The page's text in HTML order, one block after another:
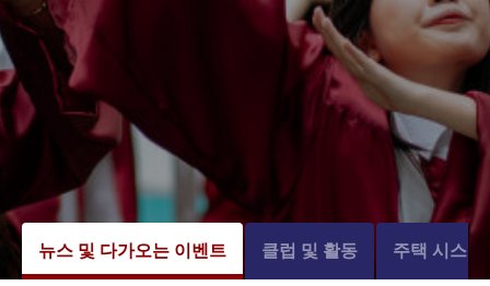
뉴스 및 다가오는 이벤트 클럽 및 활동 주택 시스템